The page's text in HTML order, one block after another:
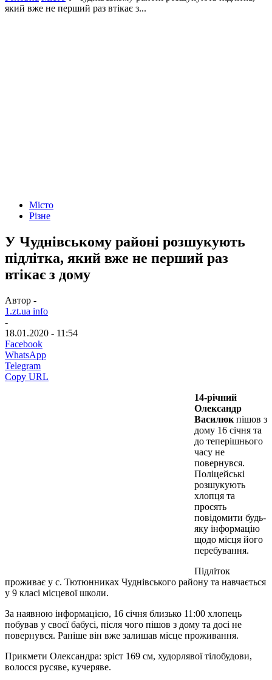
який вже не перший раз втікає з...
Місто
Різне
У Чуднівському районі розшукують
підлітка, який вже не перший раз
втікає з дому
Автор -
1.zt.ua info
-
18.01.2020 - 11:54
Facebook
WhatsApp
Telegram
Copy URL
14-річний
Олександр
Василюк пішов з
дому 16 січня та
до теперішнього
часу не
повернувся.
Поліцейські
розшукують
хлопця та
просять
повідомити будь-
яку інформацію
щодо місця його
перебування.
Підліток
проживає у с. Тютюнниках Чуднівського району та навчається
у 9 класі місцевої школи.
За наявною інформацією, 16 січня близько 11:00 хлопець
побував у своєї бабусі, після чого пішов з дому та досі не
повернувся. Раніше він вже залишав місце проживання.
Прикмети Олександра: зріст 169 см, худорлявої тілобудови,
волосся русяве, кучеряве.